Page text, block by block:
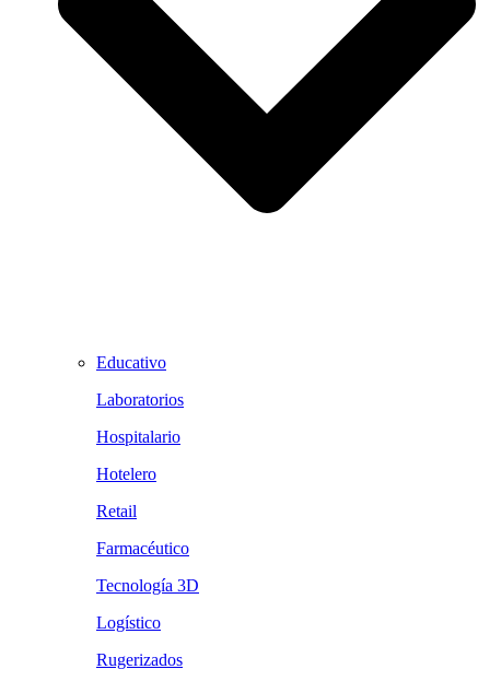
Educativo
Laboratorios
Hospitalario
Hotelero
Retail
Farmacéutico
Tecnología 3D
Logístico
Rugerizados